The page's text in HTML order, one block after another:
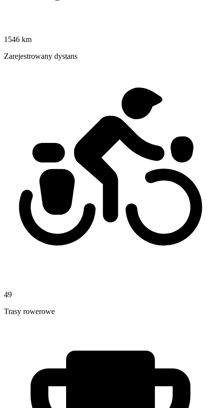
1546 km
Zarejestrowany dystans
49
Trasy rowerowe